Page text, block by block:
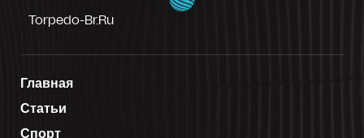
Torpedo-Br.ru
Главная
Статьи
Спорт